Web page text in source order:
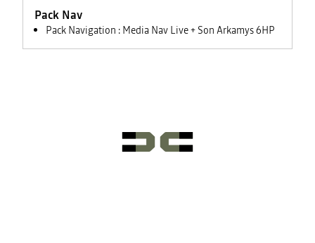
électriques
Pack Nav
Pack Navigation : Media Nav Live + Son Arkamys 6HP